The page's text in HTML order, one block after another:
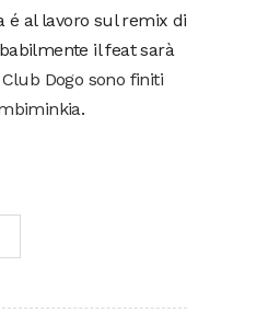
é al lavoro sul remix di
il feat sarà
Dogo sono finiti
.